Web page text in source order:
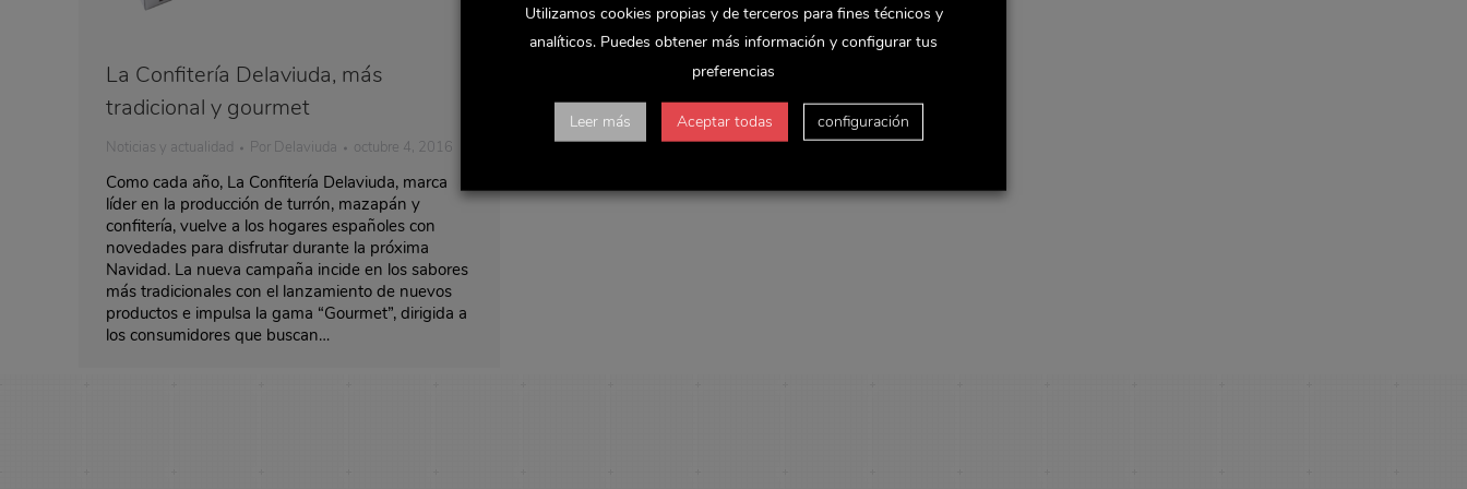
La Confitería Delaviuda, más
tradicional y gourmet
Noticias y actualidad Por Delaviuda octubre 4, 2016
Como cada año, La Confitería Delaviuda, marca
líder en la producción de turrón, mazapán y
confitería, vuelve a los hogares españoles con
novedades para disfrutar durante la próxima
Navidad. La nueva campaña incide en los sabores
más tradicionales con el lanzamiento de nuevos
productos e impulsa la gama “Gourmet”, dirigida a
los consumidores que buscan…
Utilizamos cookies propias y de terceros para fines técnicos y
analíticos. Puedes obtener más información y configurar tus
preferencias
Leer más Aceptar todas configuración